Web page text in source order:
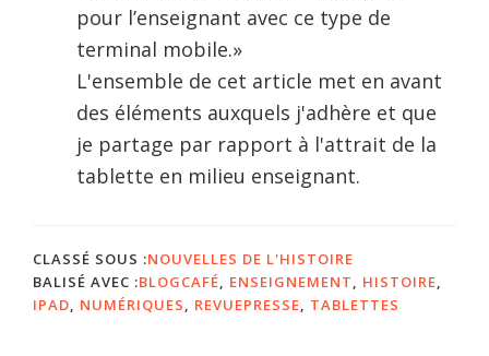
pour l’enseignant avec ce type de
terminal mobile.»
L'ensemble de cet article met en avant
des éléments auxquels j'adhère et que
je partage par rapport à l'attrait de la
tablette en milieu enseignant.
CLASSÉ SOUS :NOUVELLES DE L'HISTOIRE
BALISÉ AVEC :BLOGCAFÉ ENSEIGNEMENT HISTOIRE
IPAD
NUMÉRIQUES REVUEPRESSE TABLETTES